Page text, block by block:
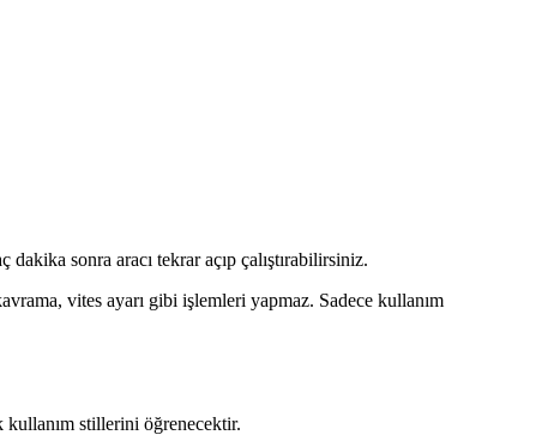
sonra aracı tekrar açıp çalıştırabilirsiniz.
vites ayarı gibi işlemleri yapmaz. Sadece kullanım
kullanım stillerini öğrenecektir.